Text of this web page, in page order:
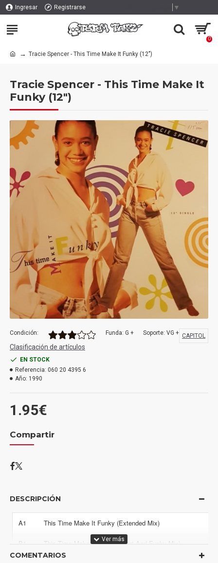
Ingresar Registrarse ▼
0
Tracie Spencer - This Time Make It Funky (12")
Tracie Spencer - This Time Make It
Funky (12")
1.95€
Condición: Funda: G + Soporte: VG +
Clasificación de artículos
EN STOCK
Referencia: 060 20 4395 6
Año: 1990
CAPITOL
Compartir
DESCRIPCIÓN
A1 This Time Make It Funky (Extended Mix)
B1 This Time Make It Funky (Short And Funky Mix)
COMENTARIOS